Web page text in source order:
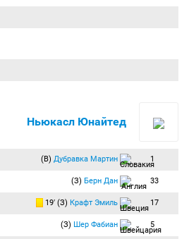
Ньюкасл Юнайтед
(В) Дубравка Мартин 1
(З) Берн Дан 33
19′ (З) Крафт Эмиль 17
(З) Шер Фабиан 5